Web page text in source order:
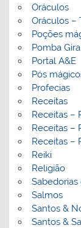
Oráculos
Oráculos –
Poções
Pomba Gira
Portal A&E
Pós
Profecias
Receitas
Receitas –
Receitas –
Receitas –
Reiki
Religião
Salmos
Santos &
Santos &